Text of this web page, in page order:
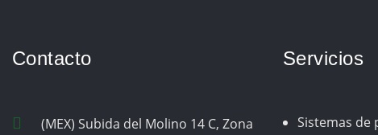
Contacto
(MEX) Subida del Molino 14 C, Zona
Servicios
Sistemas de